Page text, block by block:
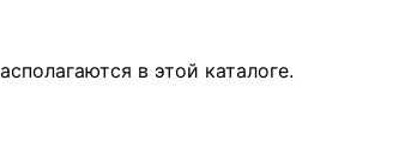
в этой каталоге.